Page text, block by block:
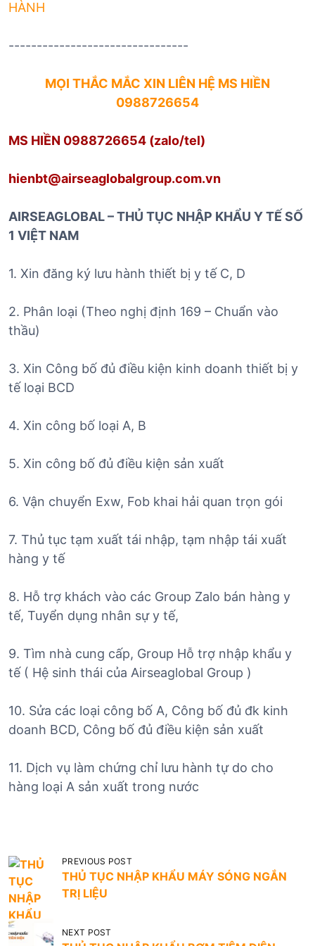
HÀNH
--------------------------------
MỌI THẮC MẮC XIN LIÊN HỆ MS HIỀN
0988726654
MS HIỀN 0988726654 (zalo/tel)
hienbt@airseaglobalgroup.com.vn
AIRSEAGLOBAL – THỦ TỤC NHẬP KHẨU Y TẾ SỐ
1 VIỆT NAM
1. Xin đăng ký lưu hành thiết bị y tế C, D
2. Phân loại (Theo nghị định 169 – Chuẩn vào
thầu)
3. Xin Công bố đủ điều kiện kinh doanh thiết bị y
tế loại BCD
4. Xin công bố loại A, B
5. Xin công bố đủ điều kiện sản xuất
6. Vận chuyển Exw, Fob khai hải quan trọn gói
7. Thủ tục tạm xuất tái nhập, tạm nhập tái xuất
hàng y tế
8. Hỗ trợ khách vào các Group Zalo bán hàng y
tế, Tuyển dụng nhân sự y tế,
9. Tìm nhà cung cấp, Group Hỗ trợ nhập khẩu y
tế ( Hệ sinh thái của Airseaglobal Group )
10. Sửa các loại công bố A, Công bố đủ đk kinh
doanh BCD, Công bố đủ điều kiện sản xuất
11. Dịch vụ làm chứng chỉ lưu hành tự do cho
hàng loại A sản xuất trong nước
Đ
i
ề
u
PREVIOUS POST
THỦ TỤC NHẬP KHẨU MÁY SÓNG NGẮN
TRỊ LIỆU
NEXT POST